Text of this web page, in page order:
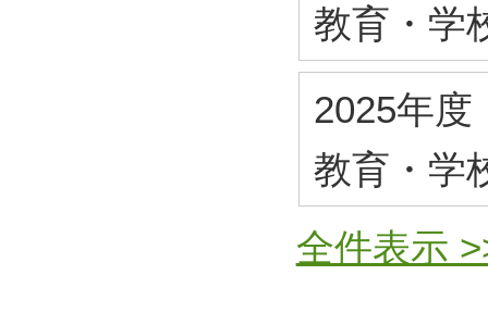
教育・学
2025年度
教育・学
全件表示